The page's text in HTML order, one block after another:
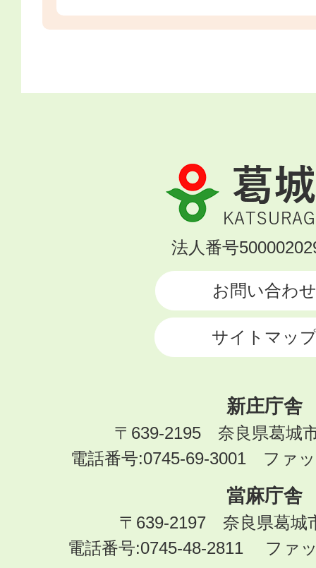
葛
城
市
KATSURAGI
法人番号
お問い合わせ
サイトマッ
新庄庁舎
〒639-2195 奈良県葛城
電話番号:0745-69-3001 ファ
當麻庁舎
〒639-2197 奈良県葛城
電話番号:0745-48-2811 ファ